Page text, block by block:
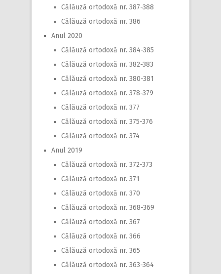
Călăuză ortodoxă nr. 387-388
Călăuză ortodoxă nr. 386
Anul 2020
Călăuză ortodoxă nr. 384-385
Călăuză ortodoxă nr. 382-383
Călăuză ortodoxă nr. 380-381
Călăuză ortodoxă nr. 378-379
Călăuză ortodoxă nr. 377
Călăuză ortodoxă nr. 375-376
Călăuză ortodoxă nr. 374
Anul 2019
Călăuză ortodoxă nr. 372-373
Călăuză ortodoxă nr. 371
Călăuză ortodoxă nr. 370
Călăuză ortodoxă nr. 368-369
Călăuză ortodoxă nr. 367
Călăuză ortodoxă nr. 366
Călăuză ortodoxă nr. 365
Călăuză ortodoxă nr. 363-364